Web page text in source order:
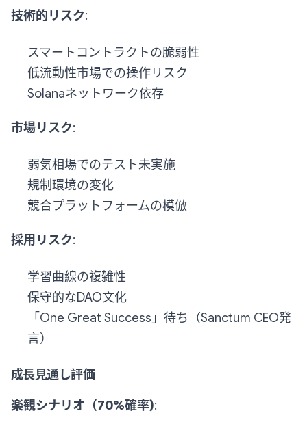
技術的リスク:
スマートコントラクトの脆弱性
低流動性市場での操作リスク
Solanaネットワーク依存
市場リスク:
弱気相場でのテスト未実施
規制環境の変化
競合プラットフォームの模倣
採用リスク:
学習曲線の複雑性
保守的なDAO文化
「One Great Success」待ち（Sanctum CEO発
言）
成長見通し評価
楽観シナリオ（70%確率):